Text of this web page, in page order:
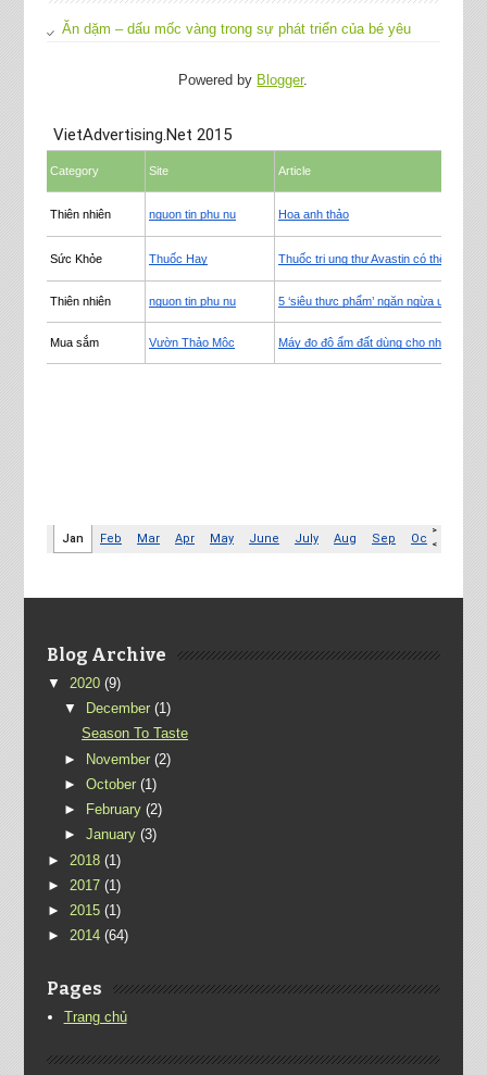
Ăn dặm – dấu mốc vàng trong sự phát triển của bé yêu
Powered by Blogger.
Blog Archive
▼ 2020 (9)
▼
December (1)
Season To Taste
► November (2)
►October (1)
►
February (2)
►January (3)
► 2018 (1)
► 2017 (1)
► 2015 (1)
► 2014 (64)
Pages
Trang chủ